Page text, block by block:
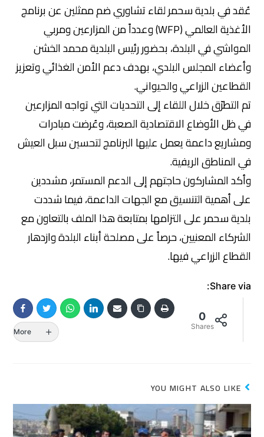
عُقد في بلدية سحمر لقاء تشاوري ضم ممثلين عن برنامج
الأغذية العالمي (WFP) وعدداً من المزارعين ومربي
المواشي في البلدة، بحضور رئيس البلدية محمد الخشن
وأعضاء المجلس البلدي، بهدف دعم الأمن الغذائي وتعزيز
القطاعين الزراعي والحيواني.
تم التطرّق خلال اللقاء إلى التحديات التي تواجه المزارعين
في ظل الأوضاع الاقتصادية الصعبة، وعُرضت مبادرات
ومشاريع داعمة يعمل عليها البرنامج لتحسين سبل العيش
في المناطق الريفية.
وأكد المشاركون حاجتهم إلى الدعم المستمر، مشددين
على أهمية التنسيق مع الجهات الداعمة، فيما شددت
بلدية سحمر على التزامها بمتابعة هذا الملف بالتعاون مع
الشركاء المعنيين، حرصاً على مصلحة أبناء البلدة وازدهار
القطاع الزراعي فيها.
Share via:
0
Shares
More
YOU MIGHT ALSO LIKE